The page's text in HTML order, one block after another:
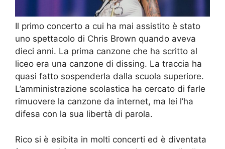
Il primo concerto a cui ha mai assistito è stato
uno spettacolo di Chris Brown quando aveva
dieci anni. La prima canzone che ha scritto al
liceo era una canzone di dissing. La traccia ha
quasi fatto sospenderla dalla scuola superiore.
L’amministrazione scolastica ha cercato di farle
rimuovere la canzone da internet, ma lei l’ha
difesa con la sua libertà di parola.
Rico si è esibita in molti concerti ed è diventata